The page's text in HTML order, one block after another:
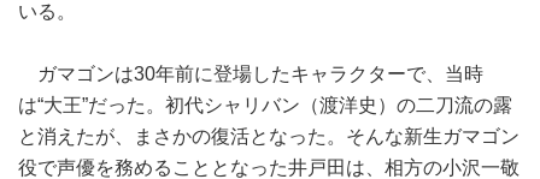
いる。
ガマゴンは30年前に登場したキャラクターで、当時
は“大王”だった。初代シャリバン（渡洋史）の二刀流の露
と消えたが、まさかの復活となった。そんな新生ガマゴン
役で声優を務めることとなった井戸田は、相方の小沢一敬